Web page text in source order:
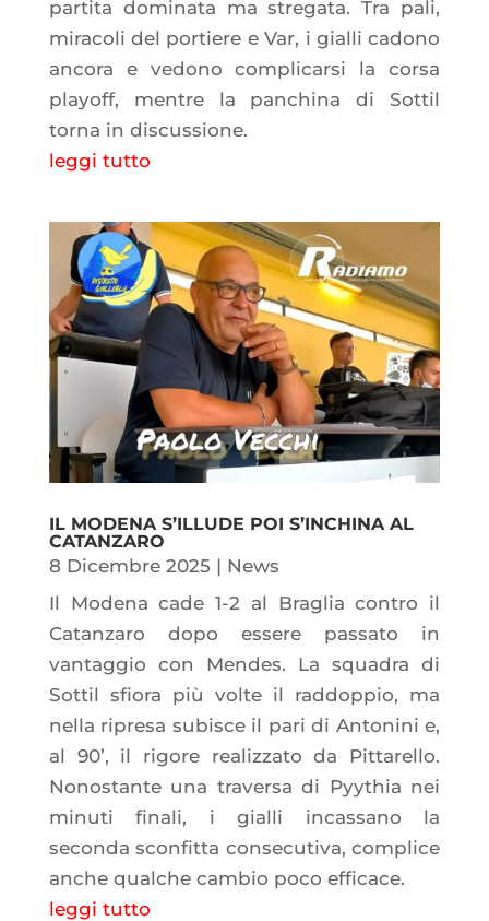
partita dominata ma stregata. Tra pali,
miracoli del portiere e Var, i gialli cadono
ancora e vedono complicarsi la corsa
playoff, mentre la panchina di Sottil
torna in discussione.
leggi tutto
IL MODENA S’ILLUDE POI S’INCHINA AL
CATANZARO
8 Dicembre 2025 | News
Il Modena cade 1-2 al Braglia contro il
Catanzaro dopo essere passato in
vantaggio con Mendes. La squadra di
Sottil sfiora più volte il raddoppio, ma
nella ripresa subisce il pari di Antonini e,
al 90’, il rigore realizzato da Pittarello.
Nonostante una traversa di Pyythia nei
minuti finali, i gialli incassano la
seconda sconfitta consecutiva, complice
anche qualche cambio poco efficace.
leggi tutto